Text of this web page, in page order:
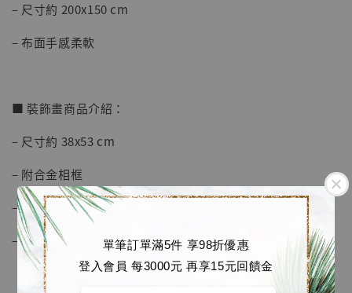
單筆訂單滿5件 享98折優惠
登入會員 每3000元 再享15元回饋金
【店內現貨】海賊王 系列蒐藏雕像 布魯克達
摩 [7STARS Studio]
NT$ 1,500
NT$ 1,870
加入購物車
– 尺寸約 200x150 cm
– 布面手感柔軟
■ 裝飾畫商品介紹：
– 尺寸約 38x53 cm
– 附合金相框
– 畫芯為雅粉紙
– 原裝油墨